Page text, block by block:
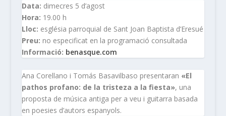
Data: dimecres 5 d’agost
Hora: 19.00 h
Lloc: església parroquial de Sant Joan Baptista d’Eresué
Preu: no especificat en la programació consultada
Informació: benasque.com
Ana Corellano i Tomás Basavilbaso presentaran «El
pathos profano: de la tristeza a la fiesta», una
proposta de música antiga per a veu i guitarra basada
en poesies d’autors espanyols.